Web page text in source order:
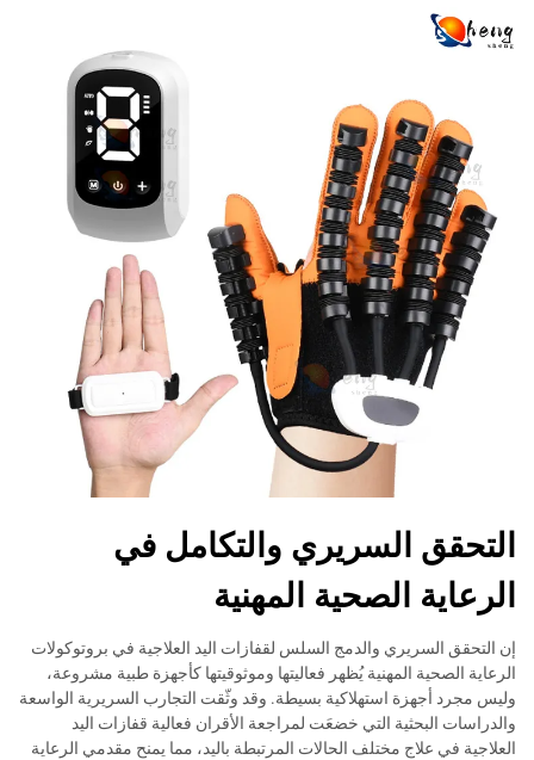
التحقق السريري والتكامل في
الرعاية الصحية المهنية
إن التحقق السريري والدمج السلس لقفازات اليد العلاجية في بروتوكولات
الرعاية الصحية المهنية يُظهر فعاليتها وموثوقيتها كأجهزة طبية مشروعة،
وليس مجرد أجهزة استهلاكية بسيطة. وقد وثّقت التجارب السريرية الواسعة
والدراسات البحثية التي خضعَت لمراجعة الأقران فعالية قفازات اليد
العلاجية في علاج مختلف الحالات المرتبطة باليد، مما يمنح مقدمي الرعاية